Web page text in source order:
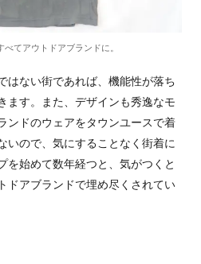
てアウトドアブランドに。
はない街であれば、機能性が落ち
ます。また、デザインも秀逸なモ
ンドのウェアをタウンユースで着
いので、気にすることなく街着に
を始めて数年経つと、気がつくと
ドアブランドで埋め尽くされてい